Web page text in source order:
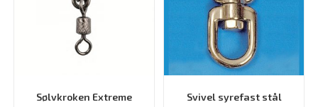
Sølvkroken Extreme
Svivel syrefast stål